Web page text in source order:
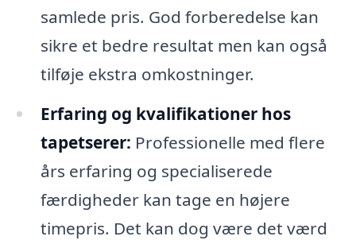
samlede pris. God forberedelse kan
sikre et bedre resultat men kan også
tilføje ekstra omkostninger.
Erfaring og kvalifikationer hos
tapetserer: Professionelle med flere
års erfaring og specialiserede
færdigheder kan tage en højere
timepris. Det kan dog være det værd